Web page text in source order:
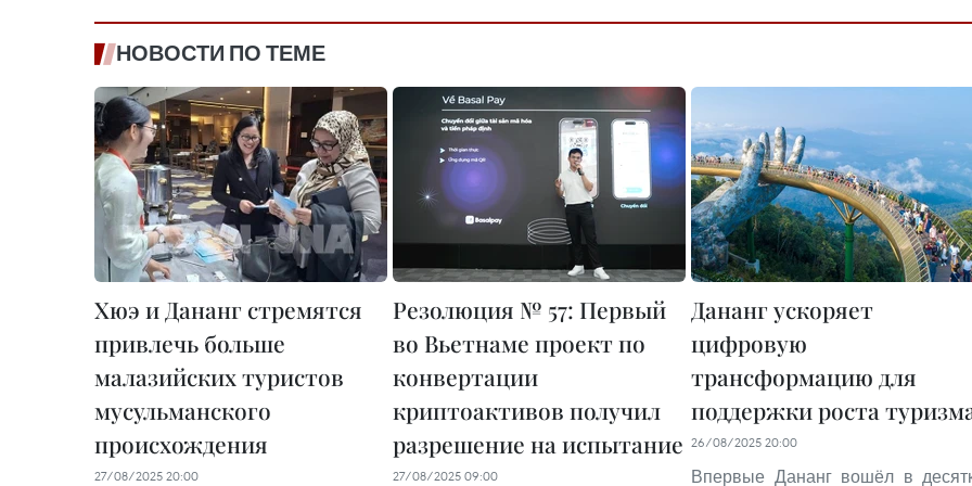
НОВОСТИ ПО ТЕМЕ
Хюэ и Дананг стремятся
привлечь больше
малазийских туристов
мусульманского
происхождения
27/08/2025 20:00
Резолюция № 57: Первый
во Вьетнаме проект по
конвертации
криптоактивов получил
разрешение на испытание
27/08/2025 09:00
Дананг ускоряет
цифровую
трансформацию для
поддержки роста
26/08/2025 20:00
Впервые Дананг вошёл в